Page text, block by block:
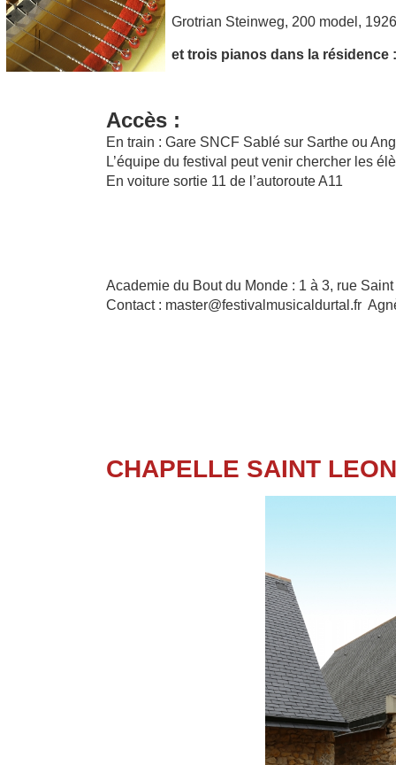
Grotrian Steinweg, 200 model,
et trois pianos dans la résidence :
Accès :
En train : Gare SNCF Sablé sur Sarthe ou
L’équipe du festival peut venir chercher les
En voiture sortie 11 de l’autoroute A11
Academie du Bout du Monde : 1 à 3, rue
Contact : master@festivalmusicaldurtal.fr
CHAPELLE SAINT